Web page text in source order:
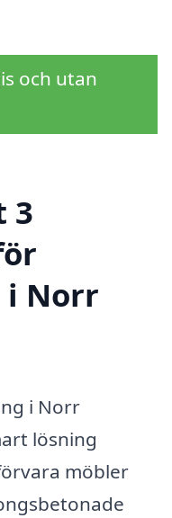
och utan
3
i Norr
i Norr
lösning
möbler